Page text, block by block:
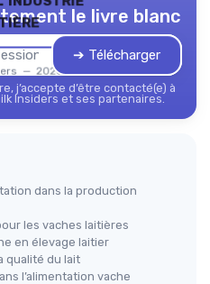
— 2026
le livre blanc
➔ Télécharger
j’accepte d’être contacté(e) à
Insiders et ses partenaires.
dans la production
les vaches laitières
en élevage laitier
qualité du lait
l’alimentation vache